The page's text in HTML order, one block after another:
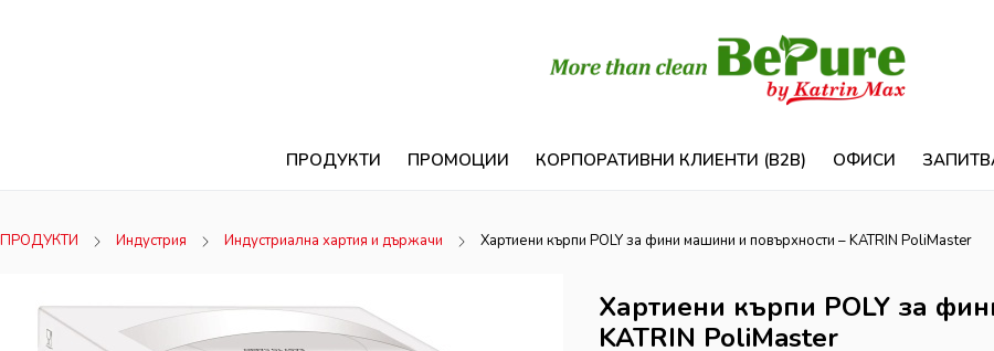
ПРОДУКТИ ПРОМОЦИИ КОРПОРАТИВНИ КЛИЕНТИ (B2B) ОФИСИ
ПРОДУКТИ Индустрия Индустриална хартия и държачи Хартиени кърпи POLY за фини машини и повърхности – KATRIN PoliMaster
Хартиени кърпи POLY за
KATRIN PoliMaster